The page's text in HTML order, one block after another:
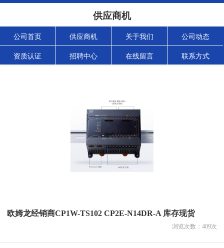
供应商机
公司首页 供应商机 关于我们 公司动态
资质认证 招聘中心 在线留言 联系方式
欧姆龙经销商CP1W-TS102 CP2E-N14DR-A 库存现货
浏览次数： 409次